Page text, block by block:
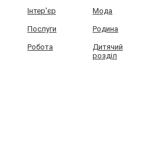
Інтер'єр Мода
Послуги Родина
Робота
Дитячий
розділ